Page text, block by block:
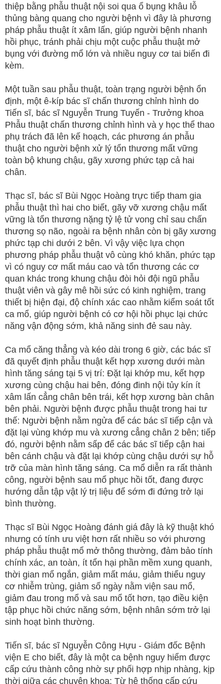
thiệp bằng phẫu thuật nội soi qua ổ bụng khâu lỗ
thủng bàng quang cho người bệnh vì đây là phương
pháp phẫu thuật ít xâm lấn, giúp người bệnh nhanh
hồi phục, tránh phải chịu một cuộc phẫu thuật mở
bụng với đường mổ lớn và nhiều nguy cơ tai biến đi
kèm.
Một tuần sau phẫu thuật, toàn trạng người bệnh ổn
định, một ê-kíp bác sĩ chấn thương chỉnh hình do
Tiến sĩ, bác sĩ Nguyễn Trung Tuyến - Trưởng khoa
Phẫu thuật chấn thương chỉnh hình và y học thể thao
phụ trách đã lên kế hoạch, các phương án phẫu
thuật cho người bệnh xử lý tổn thương mất vững
toàn bộ khung chậu, gãy xương phức tạp cả hai
chân.
Thạc sĩ, bác sĩ Bùi Ngọc Hoàng trực tiếp tham gia
phẫu thuật thì hai cho biết, gãy vỡ xương chậu mất
vững là tổn thương nặng tỷ lệ tử vong chỉ sau chấn
thương sọ não, ngoài ra bệnh nhân còn bị gãy xương
phức tạp chi dưới 2 bên. Vì vậy việc lựa chọn
phương pháp phẫu thuật vô cùng khó khăn, phức tạp
vì có nguy cơ mất máu cao và tổn thương các cơ
quan khác trong khung chậu đòi hỏi đội ngũ phẫu
thuật viên và gây mê hồi sức có kinh nghiệm, trang
thiết bị hiện đại, độ chính xác cao nhằm kiểm soát tốt
ca mổ, giúp người bệnh có cơ hội hồi phục lại chức
năng vận động sớm, khả năng sinh đẻ sau này.
Ca mổ căng thẳng và kéo dài trong 6 giờ, các bác sĩ
đã quyết định phẫu thuật kết hợp xương dưới màn
hình tăng sáng tại 5 vị trí: Đặt lại khớp mu, kết hợp
xương cùng chậu hai bên, đóng đinh nội tủy kín ít
xâm lấn cẳng chân bên trái, kết hợp xương bàn chân
bên phải. Người bệnh được phẫu thuật trong hai tư
thế: Người bệnh nằm ngửa để các bác sĩ tiếp cận và
đặt lại vùng khớp mu và xương cẳng chân 2 bên; tiếp
đó, người bệnh nằm sấp để các bác sĩ tiếp cận hai
bên cánh chậu và đặt lại khớp cùng chậu dưới sự hỗ
trỡ của màn hình tăng sáng. Ca mổ diễn ra rất thành
công, người bệnh sau mổ phục hồi tốt, đang được
hướng dẫn tập vật lý trị liệu để sớm đi đứng trở lại
bình thường.
Thạc sĩ Bùi Ngọc Hoàng đánh giá đây là kỹ thuật khó
nhưng có tính ưu việt hơn rất nhiều so với phương
pháp phẫu thuật mổ mở thông thường, đảm bảo tính
chính xác, an toàn, ít tổn hại phần mềm xung quanh,
thời gian mổ ngắn, giảm mất máu, giảm thiểu nguy
cơ nhiễm trùng, giảm số ngày nằm viện sau mổ,
giảm đau trong mổ và sau mổ tốt hơn, tạo điều kiện
tập phục hồi chức năng sớm, bệnh nhân sớm trở lại
sinh hoạt bình thường.
Tiến sĩ, bác sĩ Nguyễn Công Hựu - Giám đốc Bệnh
viện E cho biết, đây là một ca bệnh nguy hiểm được
cấp cứu thành công nhờ sự phối hợp nhịp nhàng, kịp
thời giữa các chuyên khoa: Từ hệ thống cấp cứu